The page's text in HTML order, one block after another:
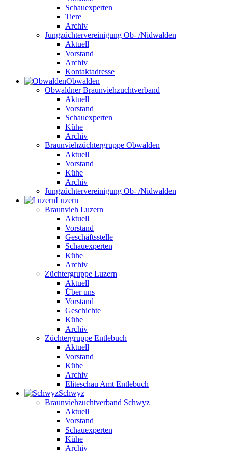
Schauexperten
Tiere
Archiv
Jungzüchtervereinigung Ob- /Nidwalden
Aktuell
Vorstand
Archiv
Kontaktadresse
Obwalden
Obwaldner Braunviehzuchtverband
Aktuell
Vorstand
Schauexperten
Kühe
Archiv
Braunviehzüchtergruppe Obwalden
Aktuell
Vorstand
Kühe
Archiv
Jungzüchtervereinigung Ob- /Nidwalden
Luzern
Braunvieh Luzern
Aktuell
Vorstand
Geschäftsstelle
Schauexperten
Kühe
Archiv
Züchtergruppe Luzern
Aktuell
Über uns
Vorstand
Geschichte
Kühe
Archiv
Züchtergruppe Entlebuch
Aktuell
Vorstand
Kühe
Archiv
Eliteschau Amt Entlebuch
Schwyz
Braunviehzuchtverband Schwyz
Aktuell
Vorstand
Schauexperten
Kühe
Archiv